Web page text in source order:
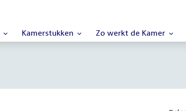
Kamerstukken Zo werkt de Kamer